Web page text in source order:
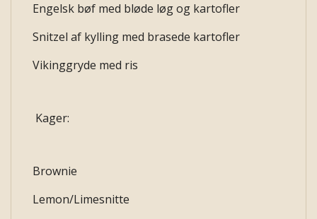
Engelsk bøf med bløde løg og kartofler
Snitzel af kylling med brasede kartofler
Vikinggryde med ris
Kager:
Brownie
Lemon/Limesnitte